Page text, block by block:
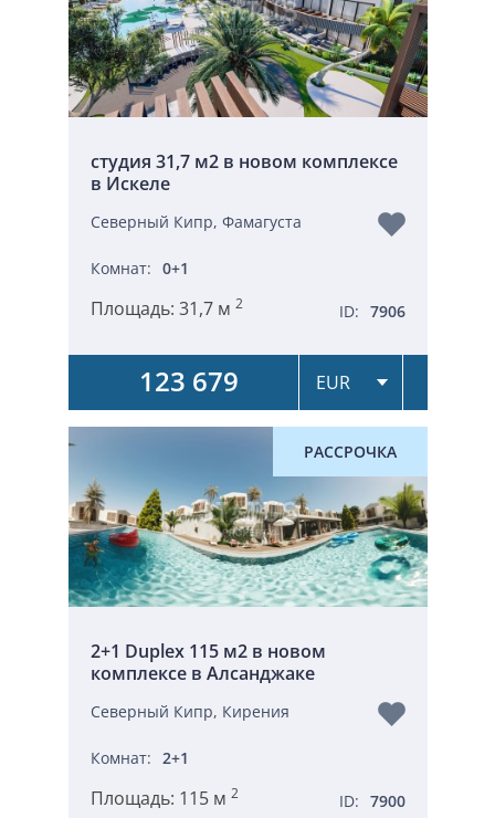
студия 31,7 м2 в новом комплексе
в Искеле
Северный Кипр, Фамагуста
Комнат: 0+1
Площадь: 31,7 м 2 ID: 7906
123 679
РАССРОЧКА
2+1 Duplex 115 м2 в новом
комплексе в Алсанджаке
Северный Кипр, Кирения
Комнат: 2+1
Площадь: 115 м 2 ID: 7900